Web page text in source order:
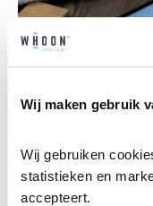
Wij maken gebruik
Wij gebruiken
statistieken en
accepteert.
Onze
vanuit jouw